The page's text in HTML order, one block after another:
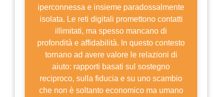
iperconnessa e insieme paradossalmente
isolata. Le reti digitali promettono contatti
illimitati, ma spesso mancano di
profondità e affidabilità. In questo contesto
tornano ad avere valore le relazioni di
aiuto: rapporti basati sul sostegno
reciproco, sulla fiducia e su uno scambio
che non è soltanto economico ma umano